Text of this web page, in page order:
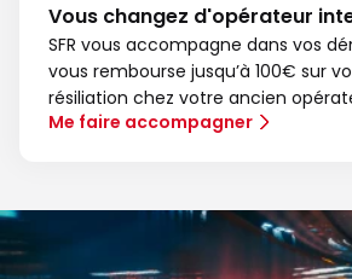
Vous changez d'opérateur
SFR vous accompagne dans vos
vous rembourse jusqu’à 100€ sur
résiliation chez votre ancien
Me faire accompagner